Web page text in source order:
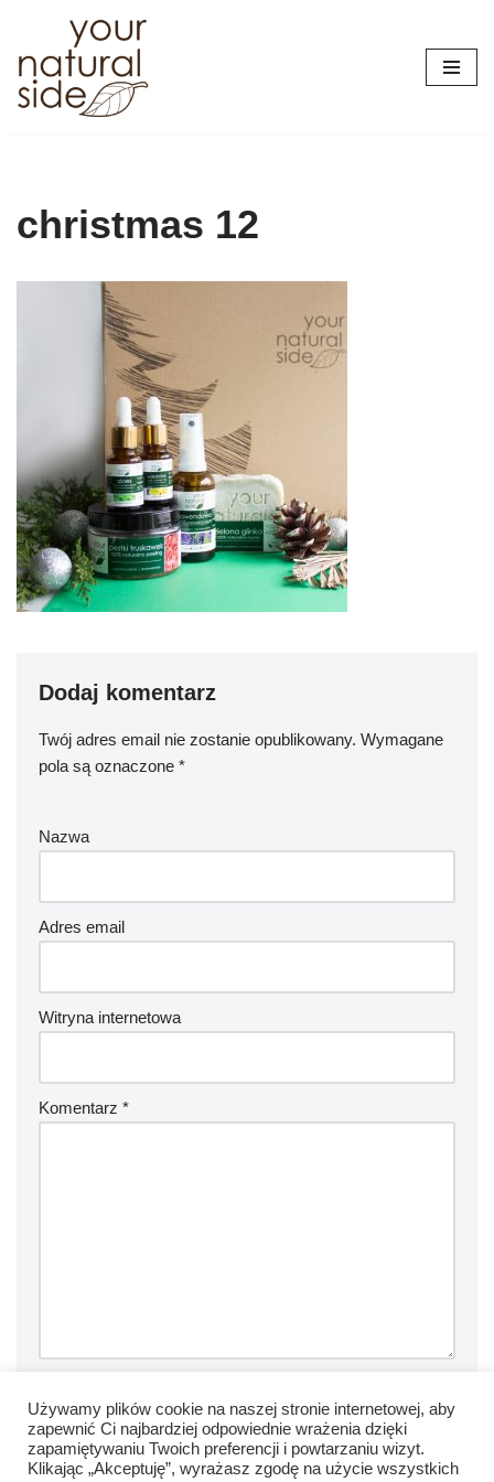
Przejdź
do
treści
christmas 12
Dodaj komentarz
Twój adres email nie zostanie opublikowany. Wymagane
pola są oznaczone *
Nazwa
Adres email
Witryna internetowa
Komentarz *
Zapamiętaj moje dane w tej przeglądarce podczas pisania
kolejnych komentarzy.
Używamy plików cookie na naszej stronie internetowej, aby
zapewnić Ci najbardziej odpowiednie wrażenia dzięki
zapamiętywaniu Twoich preferencji i powtarzaniu wizyt.
Klikając „Akceptuję”, wyrażasz zgodę na użycie wszystkich